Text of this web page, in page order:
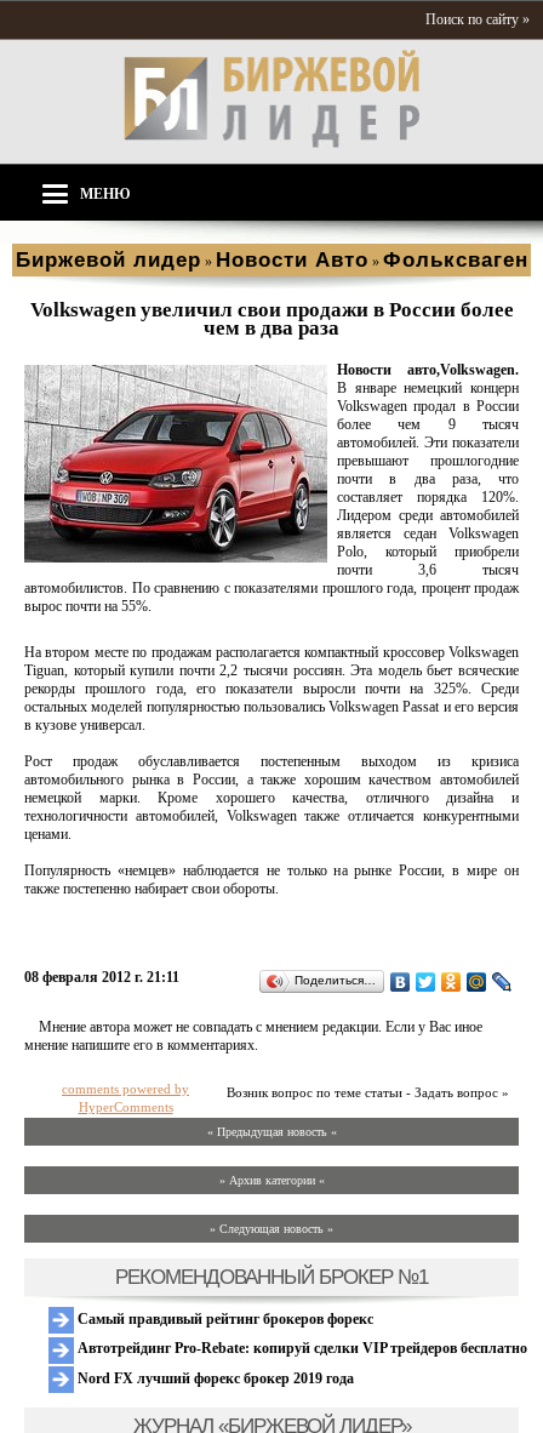
Поиск по сайту »
МЕНЮ
Биржевой лидер » Новости Aвто » Фольксваген
Volkswagen увеличил свои продажи в России более
чем в два раза
Новости авто,Volkswagen.
В январе немецкий концерн
Volkswagen продал в России
более чем 9 тысяч
автомобилей. Эти показатели
превышают прошлогодние
почти в два раза, что
составляет порядка 120%.
Лидером среди автомобилей
является седан Volkswagen
Polo, который приобрели
почти 3,6 тысяч
автомобилистов. По сравнению с показателями прошлого года, процент продаж
вырос почти на 55%.
На втором месте по продажам располагается компактный кроссовер Volkswagen
Tiguan, который купили почти 2,2 тысячи россиян. Эта модель бьет всяческие
рекорды прошлого года, его показатели выросли почти на 325%. Среди
остальных моделей популярностью пользовались Volkswagen Passat и его версия
в кузове универсал.
Рост продаж обуславливается постепенным выходом из кризиса
автомобильного рынка в России, а также хорошим качеством автомобилей
немецкой марки. Кроме хорошего качества, отличного дизайна и
технологичности автомобилей, Volkswagen также отличается конкурентными
ценами.
Популярность «немцев» наблюдается не только на рынке России, в мире он
также постепенно набирает свои обороты.
08 февраля 2012 г. 21:11 Поделиться…
Мнение автора может не совпадать с мнением редакции. Если у Вас иное
мнение напишите его в комментариях.
Возник вопрос по теме статьи - Задать вопрос »
comments powered by
HyperComments
« Предыдущая новость «
» Архив категории «
» Следующая новость »
РЕКОМЕНДОВАННЫЙ БРОКЕР №1
Самый правдивый рейтинг брокеров форекс
Автотрейдинг Pro-Rebate: копируй сделки VIP трейдеров бесплатно
Nord FX лучший форекс брокер 2019 года
ЖУРНАЛ «БИРЖЕВОЙ ЛИДЕР»